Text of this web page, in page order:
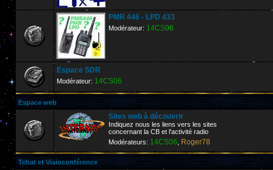
PMR 446 - LPD 433
Modérateur: 14CS06
Espace SDR
Modérateur: 14CS06
Espace web
Sites web à découvrir
Indiquez nous les liens vers les sites
concernant la CB et l'activité radio
Modérateurs: 14CS06 Roger78
Tchat et Visioconférence